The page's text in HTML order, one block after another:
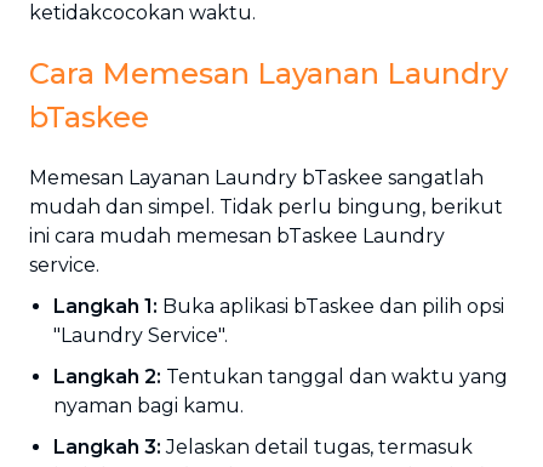
ketidakcocokan waktu.
Cara Memesan Layanan Laundry
bTaskee
Memesan Layanan Laundry bTaskee sangatlah
mudah dan simpel. Tidak perlu bingung, berikut
ini cara mudah memesan bTaskee Laundry
service.
Langkah 1: Buka aplikasi bTaskee dan pilih opsi
"Laundry Service".
Langkah 2: Tentukan tanggal dan waktu yang
nyaman bagi kamu.
Langkah 3: Jelaskan detail tugas, termasuk